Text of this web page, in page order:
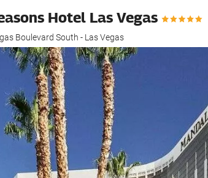
Hotel Las Vegas
Boulevard South - Las Vegas